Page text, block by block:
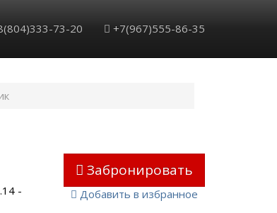
73-20 +7(967)555-86-35
Забронировать
Добавить в избранное
-